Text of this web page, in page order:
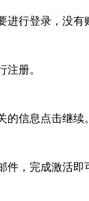
进行登录，没有
注册。
的信息点击继续。
件，完成激活即